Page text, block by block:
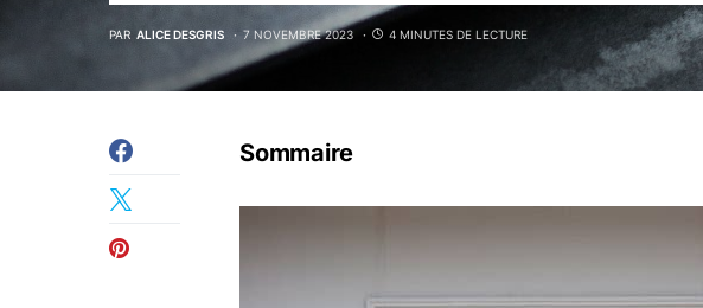
PAR ALICE DESGRIS 7 NOVEMBRE 2023 4 MINUTES DE LECTURE
Sommaire